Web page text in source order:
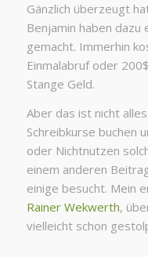
Gänzlich überzeugt
Benjamin haben dazu
gemacht. Immerhin
Einmalabruf oder
Stange Geld.
Aber das ist nicht
Schreibkurse buchen
oder Nichtnutzen
einem anderen
einige besucht. Mein
Rainer Wekwerth,
vielleicht schon